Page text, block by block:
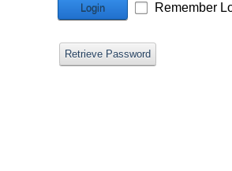
Login Remember
Retrieve Password